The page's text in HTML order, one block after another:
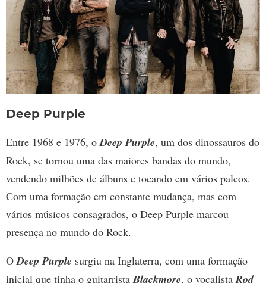
Deep Purple
Entre 1968 e 1976, oDeep Purple, um dos dinossauros do
Rock, se tornou uma das maiores bandas do mundo,
vendendo milhões de álbuns e tocando em vários palcos.
Com uma formação em constante mudança, mas com
vários músicos consagrados, o Deep Purple marcou
presença no mundo do Rock.
ODeep Purple surgiu na Inglaterra, com uma formação
inicial que tinha o guitarristaBlackmore, o vocalistaRod